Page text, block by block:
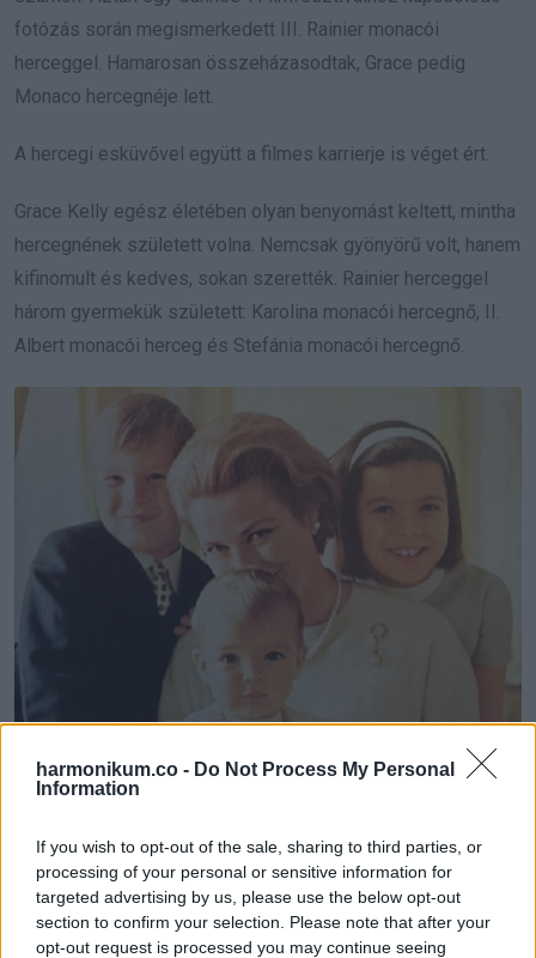
harmonikum.co - Do Not Process My Personal
Information
If you wish to opt-out of the sale, sharing to third parties, or
processing of your personal or sensitive information for
targeted advertising by us, please use the below opt-out
section to confirm your selection. Please note that after your
opt-out request is processed you may continue seeing
fotózás során megismerkedett III. Rainier monacói
herceggel. Hamarosan összeházasodtak, Grace pedig
Monaco hercegnéje lett.
A hercegi esküvővel együtt a filmes karrierje is véget ért.
Grace Kelly egész életében olyan benyomást keltett, mintha
hercegnének született volna. Nemcsak gyönyörű volt, hanem
kifinomult és kedves, sokan szerették. Rainier herceggel
három gyermekük született: Karolina monacói hercegnő, II.
Albert monacói herceg és Stefánia monacói hercegnő.
Tragikusan fiatalon, 52 éves korában halt meg egy
autóbalesetben. A hírek szerint vezetés közben stroke-ot
kapott, emiatt elvesztette az irányítást a jármű felett. A vele
utazó lánya, Stefánia túlélte a balesetet.